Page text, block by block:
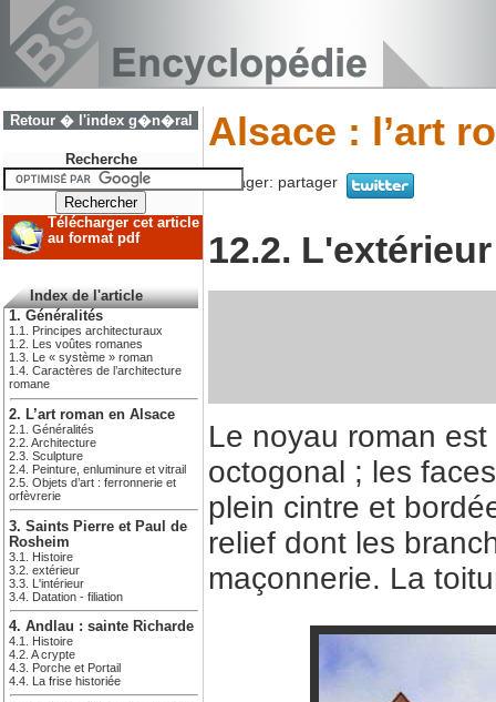
Retour � l'index g�n�ral
Recherche
Télécharger cet article
au format pdf
Index de l'article
1. Généralités
1.1. Principes architecturaux
1.2. Les voûtes romanes
1.3. Le « système » roman
1.4. Caractères de l’architecture
romane
2. L’art roman en Alsace
2.1. Généralités
2.2. Architecture
2.3. Sculpture
2.4. Peinture, enluminure et vitrail
2.5. Objets d’art : ferronnerie et
orfèvrerie
3. Saints Pierre et Paul de
Rosheim
3.1. Histoire
3.2. extérieur
3.3. L'intérieur
3.4. Datation - filiation
4. Andlau : sainte Richarde
4.1. Histoire
4.2. A crypte
4.3. Porche et Portail
4.4. La frise historiée
Alsace : l’art
Partager: partager
12.2. L'extérieur
Le noyau roman
octogonal ; les
plein cintre et
relief dont les
maçonnerie. La